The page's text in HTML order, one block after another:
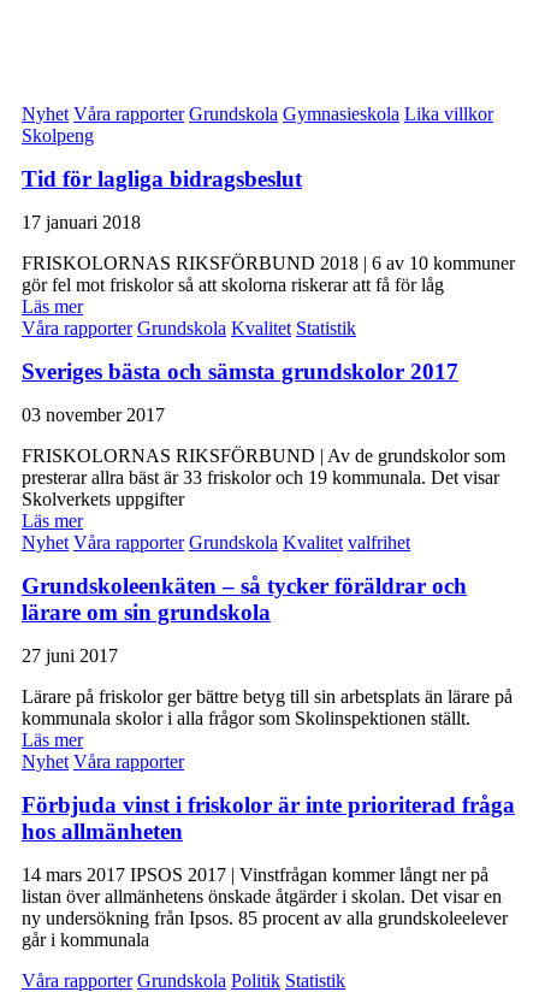
Nyhet Våra rapporter Grundskola Gymnasieskola Lika villkor
Skolpeng
Tid för lagliga bidragsbeslut
17 januari 2018
FRISKOLORNAS RIKSFÖRBUND 2018 | 6 av 10 kommuner
gör fel mot friskolor så att skolorna riskerar att få för låg
Läs mer
Våra rapporter Grundskola Kvalitet Statistik
Sveriges bästa och sämsta grundskolor 2017
03 november 2017
FRISKOLORNAS RIKSFÖRBUND | Av de grundskolor som
presterar allra bäst är 33 friskolor och 19 kommunala. Det visar
Skolverkets uppgifter
Läs mer
Nyhet Våra rapporter Grundskola Kvalitet valfrihet
Grundskoleenkäten – så tycker föräldrar och
lärare om sin grundskola
27 juni 2017
Lärare på friskolor ger bättre betyg till sin arbetsplats än lärare på
kommunala skolor i alla frågor som Skolinspektionen ställt.
Läs mer
Nyhet Våra rapporter
Förbjuda vinst i friskolor är inte prioriterad fråga
hos allmänheten
14 mars 2017 IPSOS 2017 | Vinstfrågan kommer långt ner på
listan över allmänhetens önskade åtgärder i skolan. Det visar en
ny undersökning från Ipsos. 85 procent av alla grundskoleelever
går i kommunala
Våra rapporter Grundskola Politik Statistik